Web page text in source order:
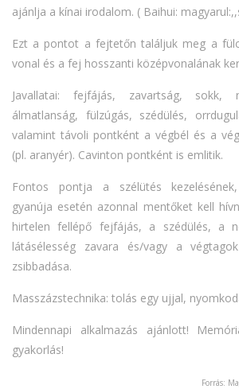
ajánlja a kínai irodalom. ( Baihui:
Ezt a pontot a fejtetőn találjuk meg a
vonal és a fej hosszanti középvonalának
Javallatai: fejfájás, zavartság, sokk,
álmatlanság, fülzúgás, szédülés,
valamint távoli pontként a végbél és a
(pl. aranyér). Cavinton pontként is emlitik.
Fontos pontja a szélütés
gyanúja esetén azonnal mentőket kell
hirtelen fellépő fejfájás, a szédülés, a
látásélesség zavara és/vagy a
zsibbadása.
Masszázstechnika: tolás egy ujjal,
Mindennapi alkalmazás ajánlott!
gyakorlás!
Forrás: